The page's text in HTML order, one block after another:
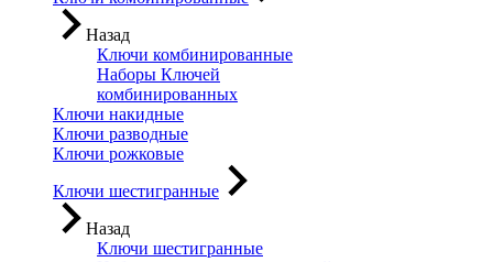
Назад
Ключи комбинированные
Наборы Ключей
комбинированных
Ключи накидные
Ключи разводные
Ключи рожковые
Ключи шестигранные
Назад
Ключи шестигранные